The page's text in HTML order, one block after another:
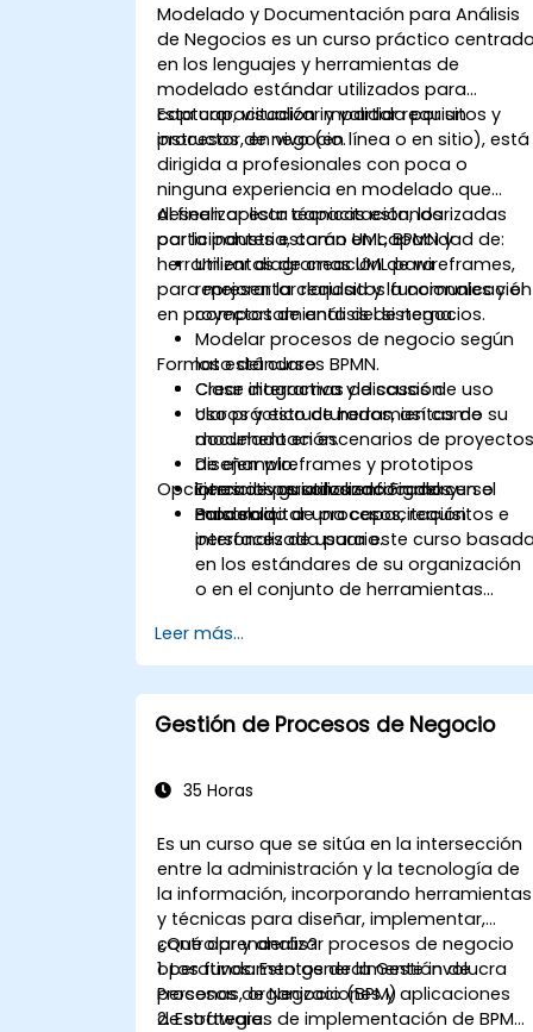
Modelado y Documentación para Análisis
de Negocios es un curso práctico centrado
en los lenguajes y herramientas de
modelado estándar utilizados para
capturar, visualizar y validar requisitos y
procesos de negocio.
Esta capacitación impartida por un
instructor, en vivo (en línea o en sitio), está
dirigida a profesionales con poca o
ninguna experiencia en modelado que
deseen aplicar técnicas estandarizadas
por la industria, como UML, BPMN y
herramientas de creación de wireframes,
para mejorar la claridad y la comunicación
en proyectos de análisis de negocios.
Al finalizar esta capacitación, los
participantes estarán en capacidad de:
Utilizar diagramas UML para
representar requisitos funcionales y el
comportamiento del sistema.
Modelar procesos de negocio según
los estándares BPMN.
Crear diagramas de casos de uso
claros y estructurados, así como su
documentación.
Diseñar wireframes y prototipos
interactivos utilizando Figma y
Balsamiq.
Formato del curso
Clase interactiva y discusión.
Uso práctico de herramientas de
modelado en escenarios de proyectos
de ejemplo.
Ejercicios guiados enfocados en el
modelado de procesos, requisitos e
interfaces de usuario.
Opciones de personalización del curso
Para solicitar una capacitación
personalizada para este curso basada
en los estándares de su organización
o en el conjunto de herramientas
Leer más...
Gestión de Procesos de Negocio
35 Horas
Es un curso que se sitúa en la intersección
entre la administración y la tecnología de
la información, incorporando herramientas
y técnicas para diseñar, implementar,
controlar y analizar procesos de negocio
operativos. Esto generalmente involucra
personas, organizaciones y aplicaciones
de software.
¿Qué aprenderás?
1. Los fundamentos de la Gestión de
Procesos de Negocio (BPM)
2. Estrategias de implementación de BPM